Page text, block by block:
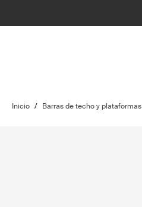
Inicio / Barras de techo y plataformas